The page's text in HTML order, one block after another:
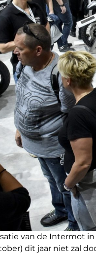
van de Intermot
dit jaar niet zal